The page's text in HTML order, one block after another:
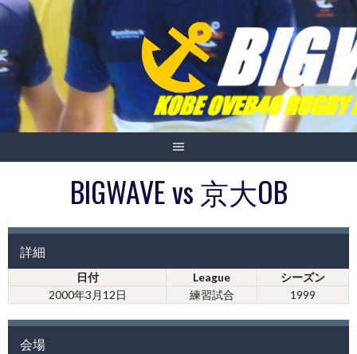
Skip
content
BIGWAVE vs 京大OB
詳細
日付 League
シーズン
2000年3月12日
練習試合 1999
会場